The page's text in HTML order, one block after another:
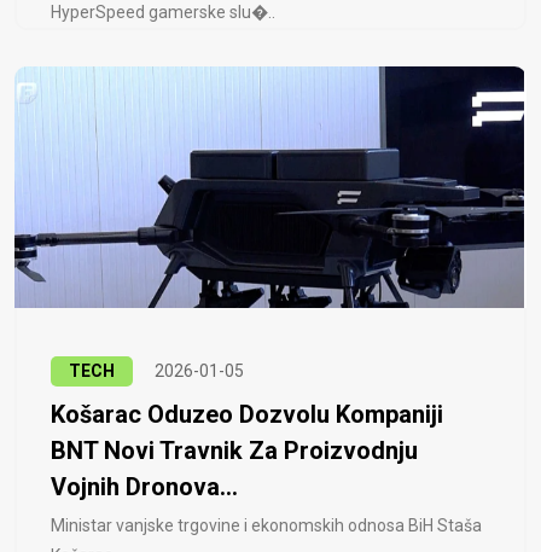
HyperSpeed ​​gamerske slu�..
TECH 2026-01-05
Košarac Oduzeo Dozvolu Kompaniji
BNT Novi Travnik Za Proizvodnju
Vojnih Dronova...
Ministar vanjske trgovine i ekonomskih odnosa BiH Staša